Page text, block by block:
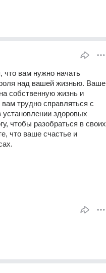
что вам нужно начать
над вашей жизнью. Ваше
собственную жизнь и
трудно справляться с
здоровых
чтобы разобраться в своих
что ваше счастье и